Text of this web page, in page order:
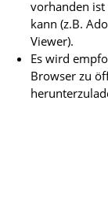
vorhanden
kann (z.B.
Viewer).
Es wird
Browser zu